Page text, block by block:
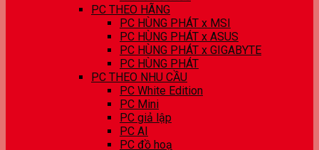
PC THEO HÃNG
PC HÙNG PHÁT x MSI
PC HÙNG PHÁT x ASUS
PC HÙNG PHÁT x GIGABYTE
PC HÙNG PHÁT
PC THEO NHU CẦU
PC White Edition
PC Mini
PC giả lập
PC AI
PC đồ hoạ